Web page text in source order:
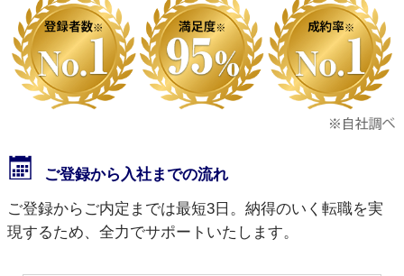
ご登録から入社までの流れ
ご登録からご内定までは最短3日。納得のいく転職を実
現するため、全力でサポートいたします。